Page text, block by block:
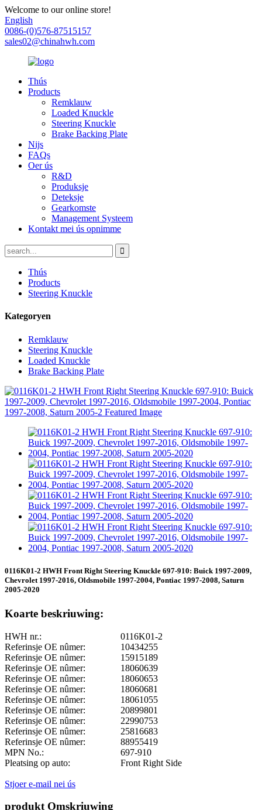
Welcome to our online store!
English
0086-(0)576-87515157
sales02@chinahwh.com
Thús
Products
Remklauw
Loaded Knuckle
Steering Knuckle
Brake Backing Plate
Nijs
FAQs
Oer ús
R&D
Produksje
Deteksje
Gearkomste
Management Systeem
Kontakt mei ús opnimme
Thús
Products
Steering Knuckle
Kategoryen
Remklauw
Steering Knuckle
Loaded Knuckle
Brake Backing Plate
0116K01-2 HWH Front Right Steering Knuckle 697-910: Buick 1997-2009,
Chevrolet 1997-2016, Oldsmobile 1997-2004, Pontiac 1997-2008, Saturn
2005-2020
Koarte beskriuwing:
HWH nr.:
0116K01-2
Referinsje OE nûmer:
10434255
Referinsje OE nûmer:
15915189
Referinsje OE nûmer:
18060639
Referinsje OE nûmer:
18060653
Referinsje OE nûmer:
18060681
Referinsje OE nûmer:
18061055
Referinsje OE nûmer:
20899801
Referinsje OE nûmer:
22990753
Referinsje OE nûmer:
25816683
Referinsje OE nûmer:
88955419
MPN No.:
697-910
Pleatsing op auto:
Front Right Side
Stjoer e-mail nei ús
produkt Omskriuwing